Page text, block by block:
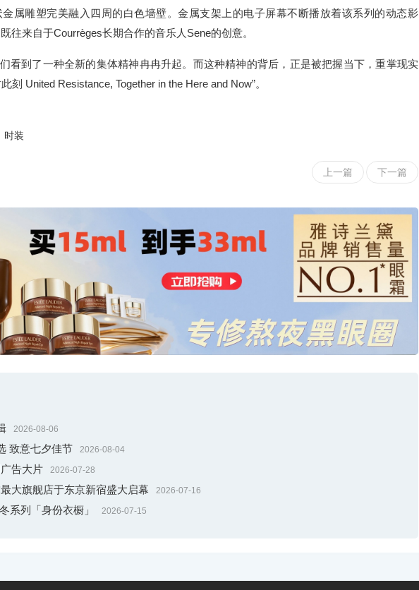
属雕塑完美融⼊四周的⽩⾊墙壁。⾦属⽀架上的电⼦屏幕不断播放着该系列的动态影
往来⾃于Courrèges长期合作的⾳乐⼈Sene的创意。
看到了⼀种全新的集体精神冉冉升起。⽽这种精神的背后，正是被把握当下，重掌现实
刻 United Resistance, Together in the Here and Now”。
时装
上一篇 下一篇
2026-08-06
致意七夕佳节 2026-08-04
告大片 2026-07-28
大旗舰店于东京新宿盛大启幕 2026-07-16
系列「身份衣橱」 2026-07-15